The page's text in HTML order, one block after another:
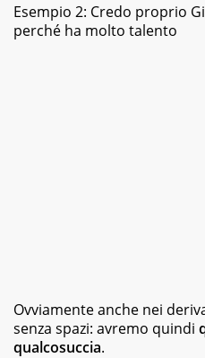
Esempio 2: Credo proprio
perché ha molto talento
Ovviamente anche nei
senza spazi: avremo quindi
qualcosuccia.